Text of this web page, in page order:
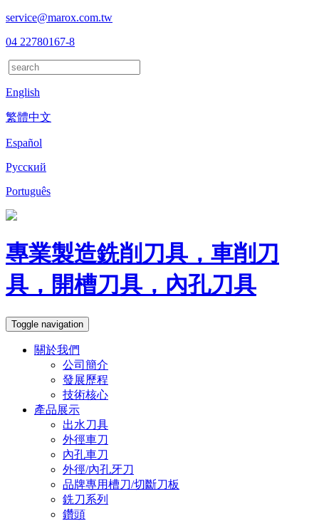
service@marox.com.tw
04 22780167-8
English
繁體中文
Español
Русский
Português
專業製造銑削刀具，車削刀
具，開槽刀具，內孔刀具
Toggle navigation
關於我們
公司簡介
發展歷程
技術核心
產品展示
出水刀具
外徑車刀
內孔車刀
外徑/內孔牙刀
品牌專用槽刀/切斷刀板
銑刀系列
鑽頭